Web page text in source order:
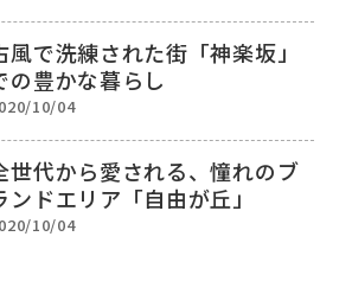
風で洗練された街「神楽坂」
の豊かな暮らし
10/04
世代から愛される、憧れのブ
ンドエリア「自由が丘」
10/04